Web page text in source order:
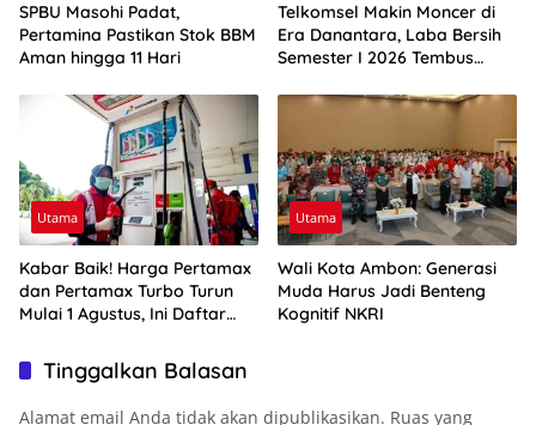
SPBU Masohi Padat,
Pertamina Pastikan Stok BBM
Aman hingga 11 Hari
Telkomsel Makin Moncer di
Era Danantara, Laba Bersih
Semester I 2026 Tembus
Utama
Kabar Baik! Harga Pertamax
dan Pertamax Turbo Turun
Mulai 1 Agustus, Ini Daftar
Utama
Wali Kota Ambon: Generasi
Muda Harus Jadi Benteng
Kognitif NKRI
Tinggalkan Balasan
Alamat email Anda tidak akan dipublikasikan. Ruas yang